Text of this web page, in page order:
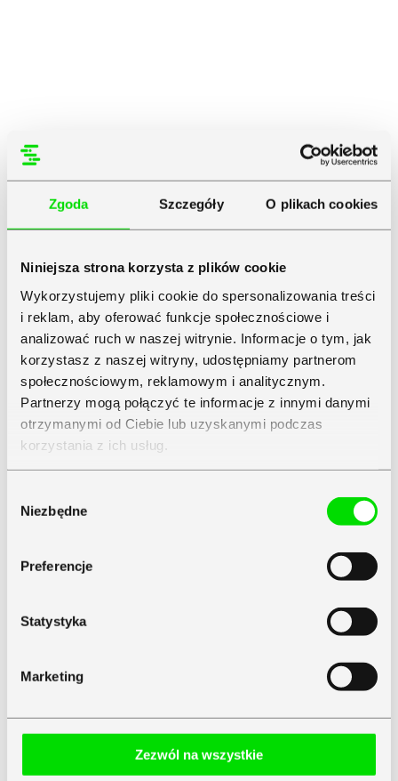
Zgoda Szczegóły O plikach cookies
Niniejsza strona korzysta z plików cookie
Wykorzystujemy pliki cookie do spersonalizowania treści
i reklam, aby oferować funkcje społecznościowe i
analizować ruch w naszej witrynie. Informacje o tym, jak
korzystasz z naszej witryny, udostępniamy partnerom
społecznościowym, reklamowym i analitycznym.
Partnerzy mogą połączyć te informacje z innymi danymi
otrzymanymi od Ciebie lub uzyskanymi podczas
korzystania z ich usług.
zgody
Niezbędne
Preferencje
Statystyka
Marketing
Zezwól na wszystkie